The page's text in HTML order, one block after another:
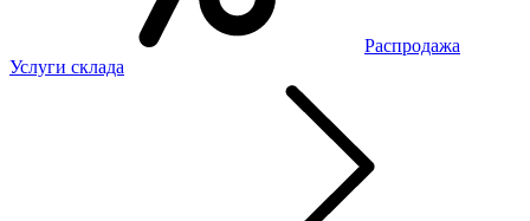
Распродажа
Услуги склада